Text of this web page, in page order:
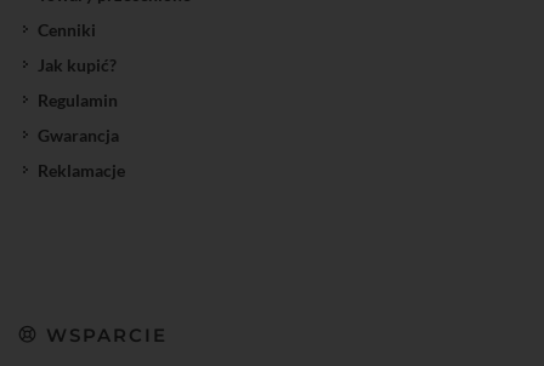
Cenniki
Jak kupić?
Regulamin
Gwarancja
Reklamacje
WSPARCIE